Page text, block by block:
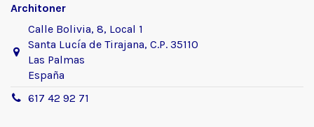
Architoner
Calle Bolivia, 8, Local 1
Santa Lucía de Tirajana, C.P. 35110
Las Palmas
España
617 42 92 71